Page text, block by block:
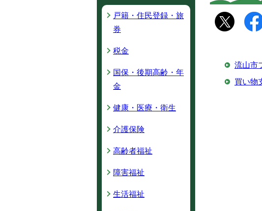
流山市
買い物
戸籍・住民登録・旅
券
税金
国保・後期高齢・年
金
健康・医療・衛生
介護保険
高齢者福祉
障害福祉
生活福祉